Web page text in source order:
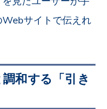
サイトで伝えれ
和する「引き